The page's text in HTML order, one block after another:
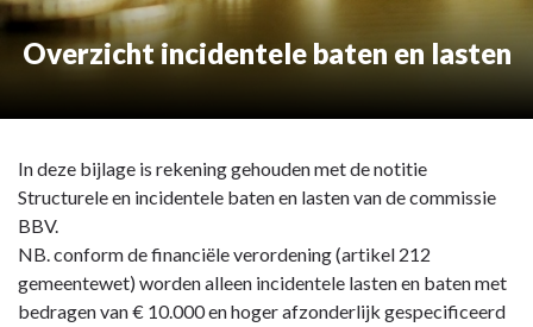
Overzicht incidentele baten en lasten
In deze bijlage is rekening gehouden met de notitie
Structurele en incidentele baten en lasten van de commissie
BBV.
NB. conform de financiële verordening (artikel 212
gemeentewet) worden alleen incidentele lasten en baten met
bedragen van € 10.000 en hoger afzonderlijk gespecificeerd